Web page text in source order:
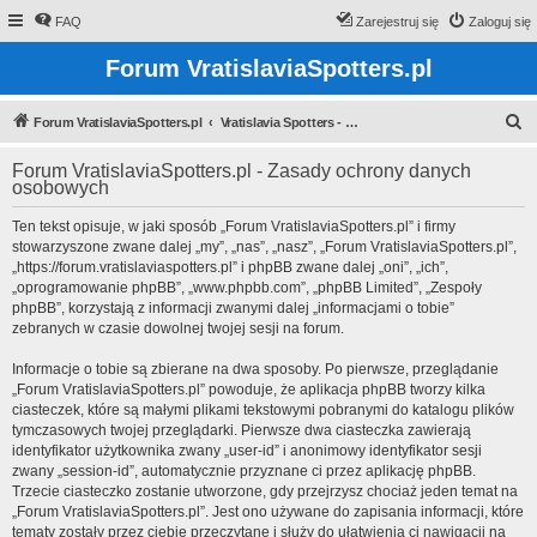
FAQ Zaloguj się
Zarejestruj się
Forum VratislaviaSpotters.pl
Forum VratislaviaSpotters.pl Vratislavia Spotters - Wroclawska grupa spotterska
k
Forum VratislaviaSpotters.pl - Zasady ochrony danych
osobowych
Ten tekst opisuje, w jaki sposób „Forum VratislaviaSpotters.pl” i firmy
stowarzyszone zwane dalej „my”, „nas”, „nasz”, „Forum VratislaviaSpotters.pl”,
„https://forum.vratislaviaspotters.pl” i phpBB zwane dalej „oni”, „ich”,
„oprogramowanie phpBB”, „www.phpbb.com”, „phpBB Limited”, „Zespoły
phpBB”, korzystają z informacji zwanymi dalej „informacjami o tobie”
zebranych w czasie dowolnej twojej sesji na forum.
Informacje o tobie są zbierane na dwa sposoby. Po pierwsze, przeglądanie
„Forum VratislaviaSpotters.pl” powoduje, że aplikacja phpBB tworzy kilka
ciasteczek, które są małymi plikami tekstowymi pobranymi do katalogu plików
tymczasowych twojej przeglądarki. Pierwsze dwa ciasteczka zawierają
identyfikator użytkownika zwany „user-id” i anonimowy identyfikator sesji
zwany „session-id”, automatycznie przyznane ci przez aplikację phpBB.
Trzecie ciasteczko zostanie utworzone, gdy przejrzysz chociaż jeden temat na
„Forum VratislaviaSpotters.pl”. Jest ono używane do zapisania informacji, które
tematy zostały przez ciebie przeczytane i służy do ułatwienia ci nawigacji na